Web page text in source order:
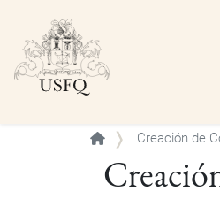
Creación de